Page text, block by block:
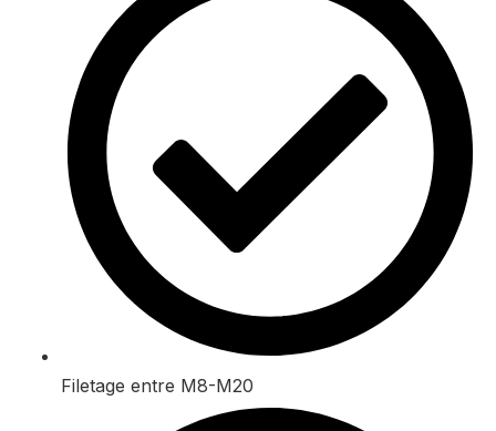
Filetage entre M8-M20